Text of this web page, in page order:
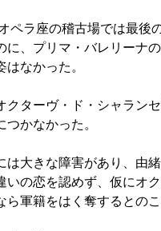
ラ座の稽古場では最後
に、プリマ・バレリーナ
なかった。
クターヴ・ド・シャラン
かなかった。
は大きな障害があり、由
いの恋を認めず、仮にオ
ら軍籍をはく奪するとのこ